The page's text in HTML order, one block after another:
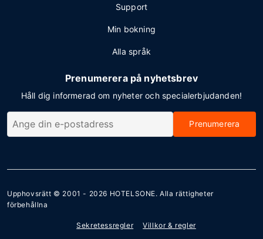
Support
Min bokning
Alla språk
Prenumerera på nyhetsbrev
Håll dig informerad om nyheter och specialerbjudanden!
Prenumerera
Upphovsrätt © 2001 - 2026 HOTELSONE. Alla rättigheter
förbehållna
Sekretessregler Villkor & regler